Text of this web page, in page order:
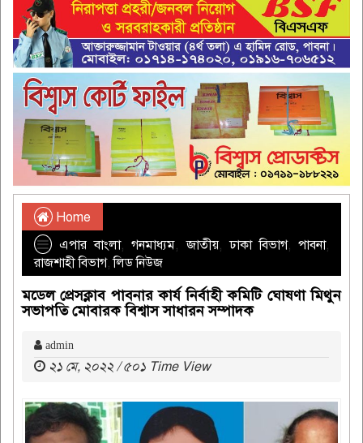
Home
এপার বাংলা,গনমাধ্যম,জাতীয়,ঢাকা বিভাগ,পাবনা,
রাজশাহী বিভাগ,লিড নিউজ
মডেল প্রেসক্লাব পাবনার কার্য নির্বাহী কমিটি ঘোষণা মিথুন
সভাপতি মোবারক বিশ্বাস সাধারন সম্পাদক
admin
২১ মে, ২০২২ / ৫০১ Time View